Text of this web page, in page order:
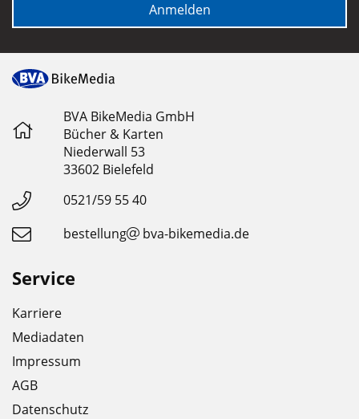
Anmelden
BVA BikeMedia GmbH
Bücher & Karten
Niederwall 53
33602 Bielefeld
0521/59 55 40
bestellung
bva-bikemedia.de
Service
Karriere
Mediadaten
Impressum
AGB
Datenschutz